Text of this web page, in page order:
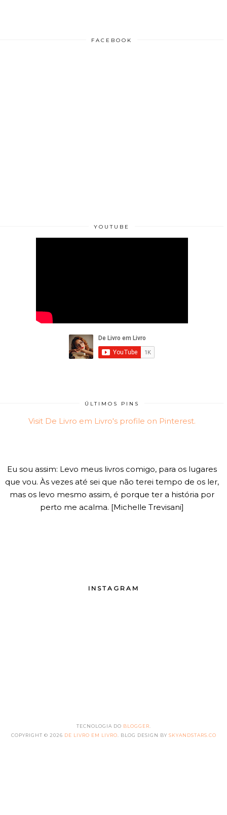
FACEBOOK
YOUTUBE
ÚLTIMOS PINS
Visit De Livro em Livro's profile on Pinterest.
Eu sou assim: Levo meus livros comigo, para os lugares
que vou. Às vezes até sei que não terei tempo de os ler,
mas os levo mesmo assim, é porque ter a história por
perto me acalma. [Michelle Trevisani]
INSTAGRAM
TECNOLOGIA DO BLOGGER
COPYRIGHT © 2026 DE LIVRO EM LIVRO . BLOG DESIGN BY SKYANDSTARS.CO